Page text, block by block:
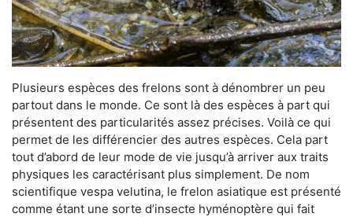
Plusieurs espèces des frelons sont à dénombrer un peu
partout dans le monde. Ce sont là des espèces à part qui
présentent des particularités assez précises. Voilà ce qui
permet de les différencier des autres espèces. Cela part
tout d’abord de leur mode de vie jusqu’à arriver aux traits
physiques les caractérisant plus simplement. De nom
scientifique vespa velutina, le frelon asiatique est présenté
comme étant une sorte d’insecte hyménoptère qui fait